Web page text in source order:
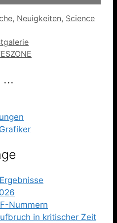
, Neuigkeiten, Science
…
Nummern
in kritischer Zeit